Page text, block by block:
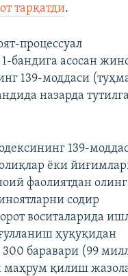
тарқатди.
процессуал
бандига асосан
139-моддаси
назарда
139-
ёки
фаолиятдан
содир
воситаларида
ҳуқуқидан
баравари (99
маҳрум қилиш